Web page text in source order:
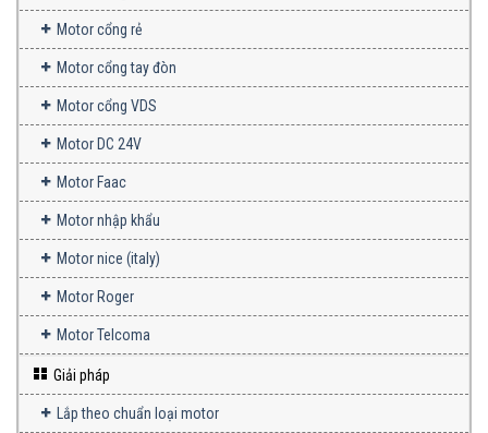
Mẫu cửa cổng
Motor Beninca
Motor cổng AG
Motor cổng âm sàn
Motor cổng cửa xếp
Motor cổng giá rẻ Powertech
Motor cổng lùa
Motor cổng rẻ
Motor cổng tay đòn
Motor cổng VDS
Motor DC 24V